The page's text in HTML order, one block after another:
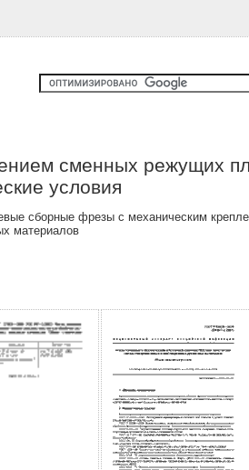
сменных режущих
условия
сборные фрезы с механическим
материалов